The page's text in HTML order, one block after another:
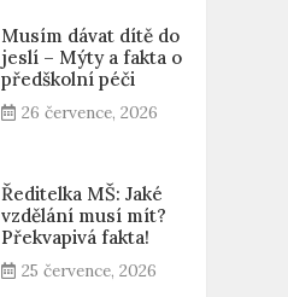
Musím dávat dítě do
jeslí – Mýty a fakta o
předškolní péči
26 července, 2026
Ředitelka MŠ: Jaké
vzdělání musí mít?
Překvapivá fakta!
25 července, 2026